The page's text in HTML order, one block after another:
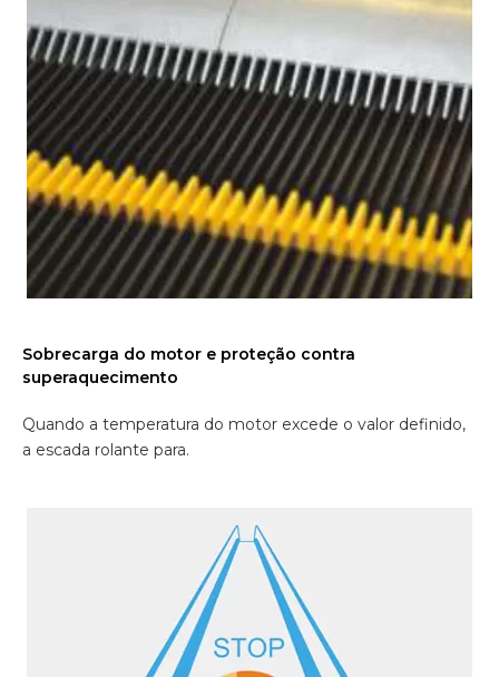
Sobrecarga do motor e proteção contra
superaquecimento
Quando a temperatura do motor excede o valor definido,
a escada rolante para.